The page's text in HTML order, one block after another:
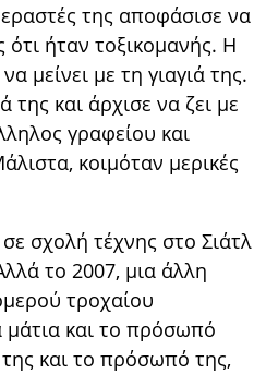
της αποφάσισε να
ότι ήταν τοξικομανής. Η
μείνει με τη γιαγιά της.
και άρχισε να ζει με
γραφείου και
κοιμόταν μερικές
σχολή τέχνης στο Σιάτλ
το 2007, μια άλλη
τροχαίου
μάτια και το πρόσωπό
και το πρόσωπό της,